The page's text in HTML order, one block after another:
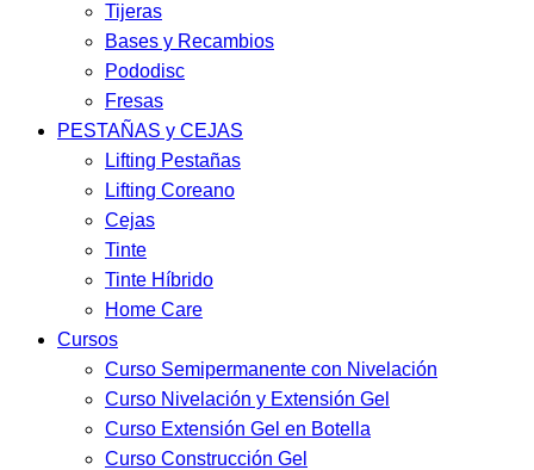
Tijeras
Bases y Recambios
Pododisc
Fresas
PESTAÑAS y CEJAS
Lifting Pestañas
Lifting Coreano
Cejas
Tinte
Tinte Híbrido
Home Care
Cursos
Curso Semipermanente con Nivelación
Curso Nivelación y Extensión Gel
Curso Extensión Gel en Botella
Curso Construcción Gel